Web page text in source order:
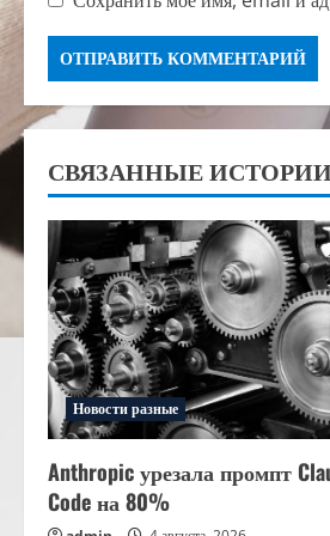
СВЯЗАННЫЕ
Новости разные
Anthropic урезала промпт
Code на 80%